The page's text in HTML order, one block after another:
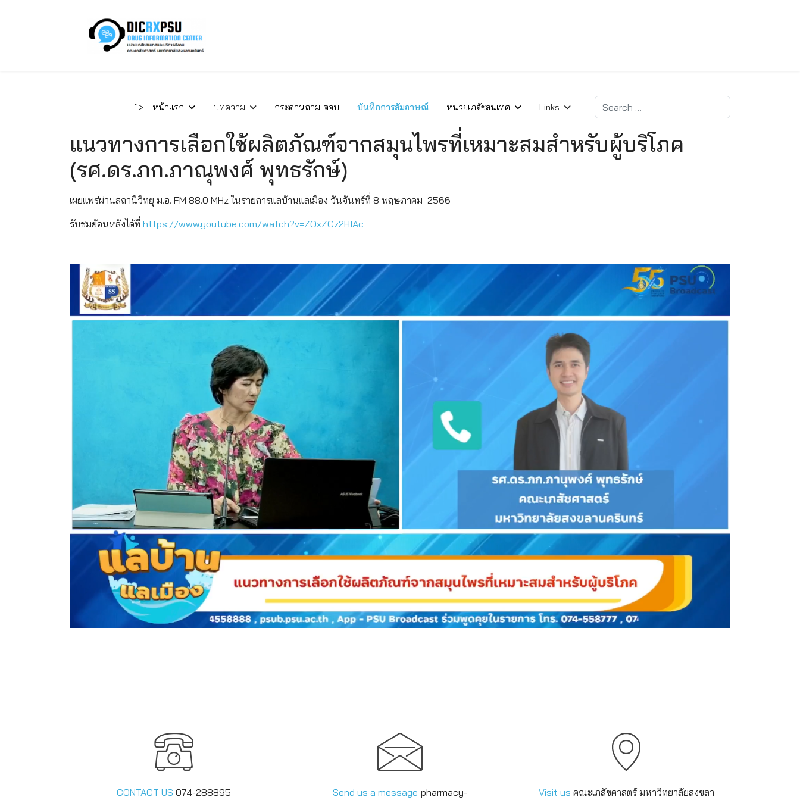
"> หน้าแรก บทความ กระดานถาม-ตอบ บันทึกการสัมภาษณ์ หน่วยเภสัชสนเทศ Links Search
แนวทางการเลือกใช้ผลิตภัณฑ์จากสมุนไพรที่เหมาะสมสำหรับผู้บริโภค
(รศ.ดร.ภก.ภาณุพงศ์ พุทธรักษ์)
เผยแพร่ผ่านสถานีวิทยุ ม.อ. FM 88.0 MHz ในรายการแลบ้านแลเมือง วันจันทร์ที่ 8 พฤษภาคม 2566
รับชมย้อนหลังได้ที่ https://www.youtube.com/watch?v=ZOxZCz2HIAc
CONTACT US 074-288895 Send us a message pharmacy- Visit us คณะเภสัชศาสตร์ มหาวิทยาลัยสงขลา